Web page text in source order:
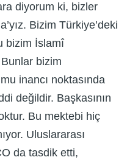
diyorum ki, bizler
Bizim Türkiye’deki
bizim İslamî
Bunlar bizim
inancı noktasında
değildir. Başkasının
Bu mektebi hiç
Uluslararası
da tasdik etti,